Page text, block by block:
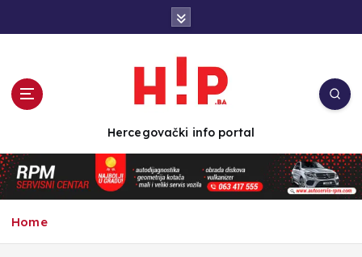
n
t
e
Hercegovački info portal
Home